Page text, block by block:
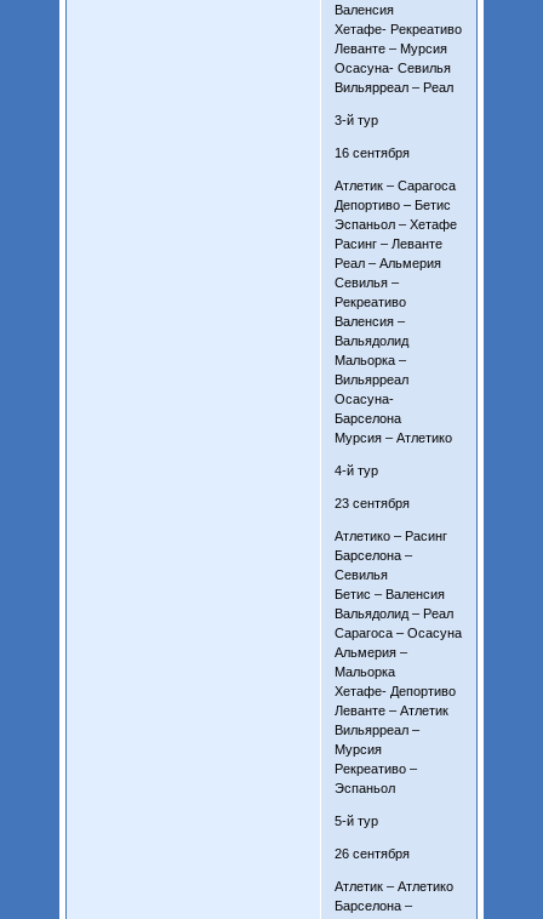
Валенсия
Хетафе- Рекреативо
Леванте – Мурсия
Осасуна- Севилья
Вильярреал – Реал
3-й тур
16 сентября
Атлетик – Сарагоса
Депортиво – Бетис
Эспаньол – Хетафе
Расинг – Леванте
Реал – Альмерия
Севилья –
Рекреативо
Валенсия –
Вальядолид
Мальорка –
Вильярреал
Осасуна-
Барселона
Мурсия – Атлетико
4-й тур
23 сентября
Атлетико – Расинг
Барселона –
Севилья
Бетис – Валенсия
Вальядолид – Реал
Сарагоса – Осасуна
Альмерия –
Мальорка
Хетафе- Депортиво
Леванте – Атлетик
Вильярреал –
Мурсия
Рекреативо –
Эспаньол
5-й тур
26 сентября
Атлетик – Атлетико
Барселона –